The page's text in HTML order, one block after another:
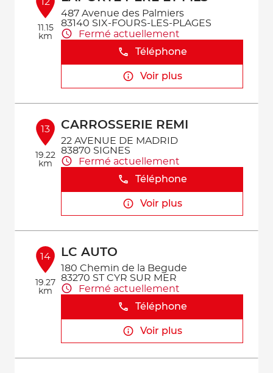
11.15
km
487 Avenue des Palmiers
83140 SIX-FOURS-LES-PLAGES
Fermé actuellement
Téléphone
Voir plus
13
19.22
km
CARROSSERIE REMI
22 AVENUE DE MADRID
83870 SIGNES
Fermé actuellement
Téléphone
Voir plus
14
19.27
km
LC AUTO
180 Chemin de la Begude
83270 ST CYR SUR MER
Fermé actuellement
Téléphone
Voir plus